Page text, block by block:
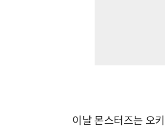
이날 몬스터즈는 오